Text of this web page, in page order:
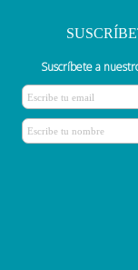
Suscríbete a